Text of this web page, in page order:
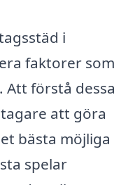
i
faktorer som
förstå dessa
att göra
bästa möjliga
spelar